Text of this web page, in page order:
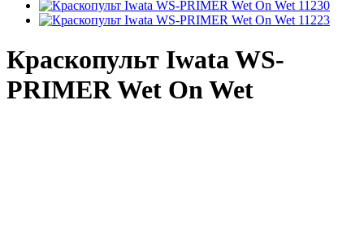
Краскопульт Iwata WS-
PRIMER Wet On Wet